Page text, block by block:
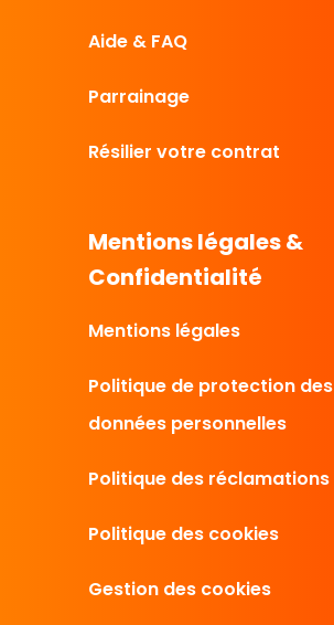
Aide & FAQ
Parrainage
Résilier votre contrat
Mentions légales &
Confidentialité
Mentions légales
Politique de protection des
données personnelles
Politique des réclamations
Politique des cookies
Gestion des cookies